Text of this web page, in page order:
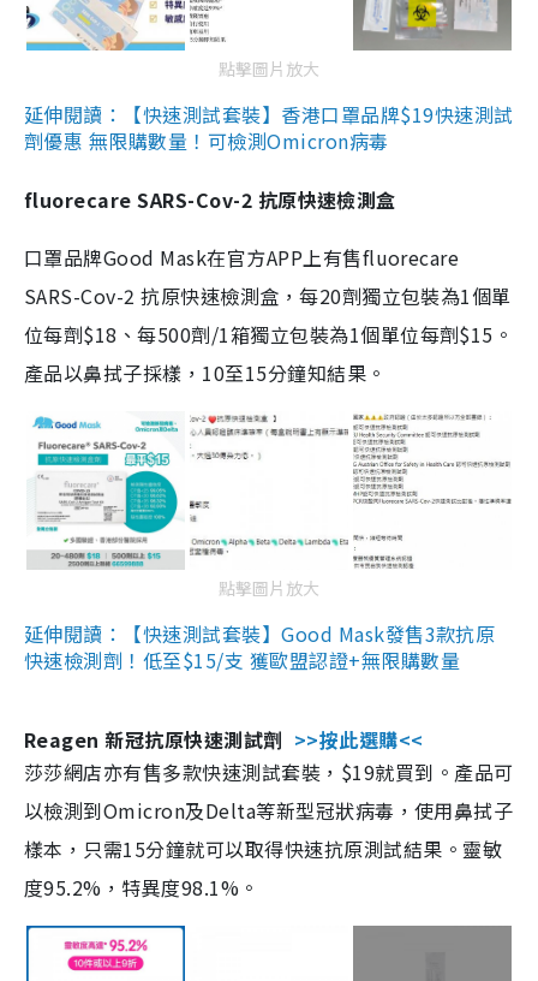
點擊圖片放大
延伸閱讀：【快速測試套裝】香港口罩品牌$19快速測試
劑優惠 無限購數量！可檢測Omicron病毒
fluorecare SARS-Cov-2 抗原快速檢測盒
口罩品牌Good Mask在官方APP上有售fluorecare
SARS-Cov-2 抗原快速檢測盒，每20劑獨立包裝為1個單
位每劑$18、每500劑/1箱獨立包裝為1個單位每劑$15。
產品以鼻拭子採樣，10至15分鐘知結果。
點擊圖片放大
延伸閱讀：【快速測試套裝】Good Mask發售3款抗原
快速檢測劑！低至$15/支 獲歐盟認證+無限購數量
Reagen 新冠抗原快速測試劑 >>按此選購<<
莎莎網店亦有售多款快速測試套裝，$19就買到。產品可
以檢測到Omicron及Delta等新型冠狀病毒，使用鼻拭子
樣本，只需15分鐘就可以取得快速抗原測試結果。靈敏
度95.2%，特異度98.1%。